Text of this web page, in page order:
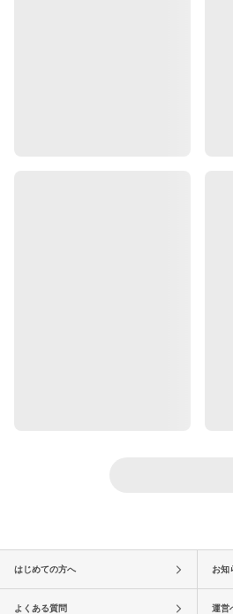
はじめての方へ お知
よくある質問 運営